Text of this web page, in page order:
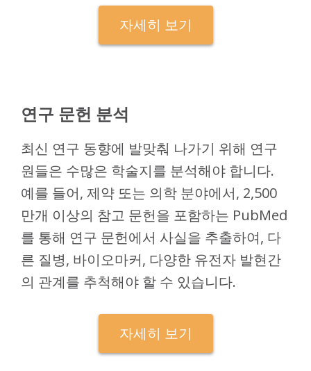
자세히 보기
연구 문헌 분석
최신 연구 동향에 발맞춰 나가기 위해 연구
원들은 수많은 학술지를 분석해야 합니다.
예를 들어, 제약 또는 의학 분야에서, 2,500
만개 이상의 참고 문헌을 포함하는 PubMed
를 통해 연구 문헌에서 사실을 추출하여, 다
른 질병, 바이오마커, 다양한 유전자 발현간
의 관계를 추척해야 할 수 있습니다.
자세히 보기